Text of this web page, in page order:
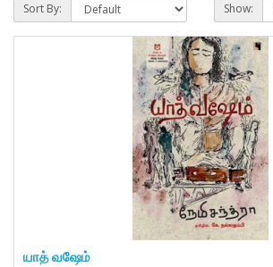
Sort By: Show:
யாத் வஷேம்